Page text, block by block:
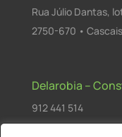
Rua Júlio Dantas,
2750-670 • Cascais
Delarobia –
912 441 514